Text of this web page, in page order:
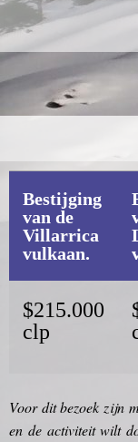
Bestijging
van de
Villarrica
vulkaan.
$215.000
clp
Voor dit bezoek zijn
en de activiteit wilt